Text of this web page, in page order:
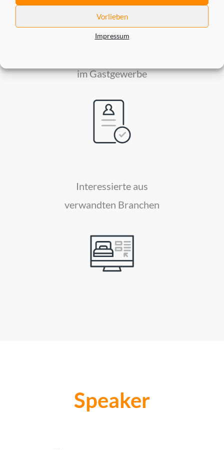
Vorlieben
Impressum
im Gastgewerbe
Interessierte aus
verwandten Branchen
Speaker